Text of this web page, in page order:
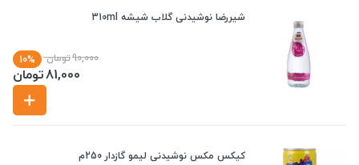
شیررضا نوشیدنی گلاب شیشه 310ml
90,000تومان 10%
81,000تومان
کیکس مکس نوشیدنی لیمو گازدار 250م